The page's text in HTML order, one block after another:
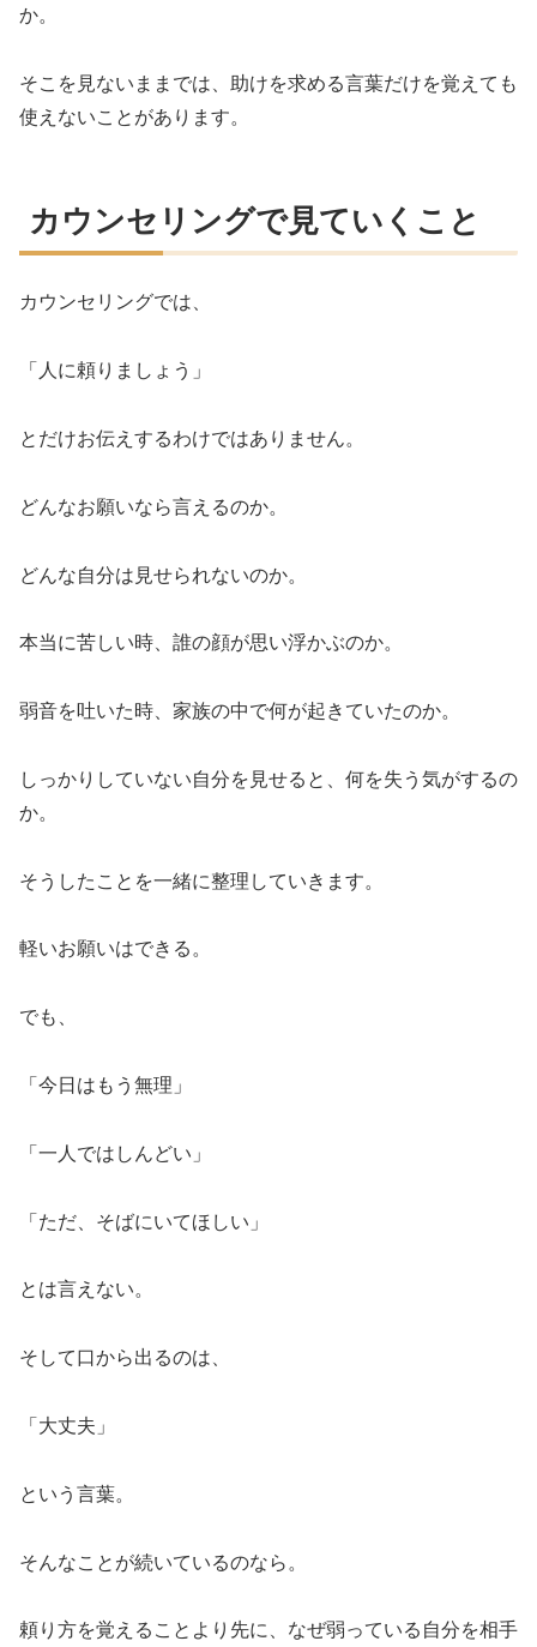
か。
そこを見ないままでは、助けを求める言葉だけを覚えても
使えないことがあります。
カウンセリングで見ていくこと
カウンセリングでは、
「人に頼りましょう」
とだけお伝えするわけではありません。
どんなお願いなら言えるのか。
どんな自分は見せられないのか。
本当に苦しい時、誰の顔が思い浮かぶのか。
弱音を吐いた時、家族の中で何が起きていたのか。
しっかりしていない自分を見せると、何を失う気がするの
か。
そうしたことを一緒に整理していきます。
軽いお願いはできる。
でも、
「今日はもう無理」
「一人ではしんどい」
「ただ、そばにいてほしい」
とは言えない。
そして口から出るのは、
「大丈夫」
という言葉。
そんなことが続いているのなら。
頼り方を覚えることより先に、なぜ弱っている自分を相手